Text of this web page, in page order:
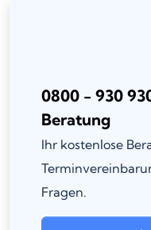
0800 - 930
Beratung
Ihr kostenlose
Fragen.